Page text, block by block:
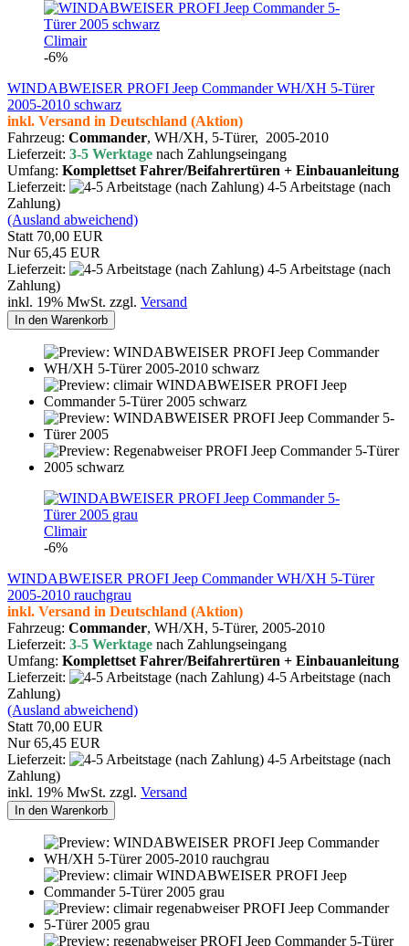
Climair
-6%
WINDABWEISER PROFI Jeep Commander WH/XH 5-Türer
2005-2010 schwarz
inkl. Versand in Deutschland (Aktion)
Fahrzeug: Commander, WH/XH, 5-Türer, 2005-2010
Lieferzeit: 3-5 Werktage nach Zahlungseingang
Umfang: Komplettset Fahrer/Beifahrertüren + Einbauanleitung
Lieferzeit:
4-5 Arbeitstage (nach
Zahlung)
(Ausland abweichend)
Statt 70,00 EUR
Nur 65,45 EUR
Lieferzeit:
4-5 Arbeitstage (nach
Zahlung)
inkl. 19% MwSt. zzgl. Versand
In den Warenkorb
Climair
-6%
WINDABWEISER PROFI Jeep Commander WH/XH 5-Türer
2005-2010 rauchgrau
inkl. Versand in Deutschland (Aktion)
Fahrzeug: Commander, WH/XH, 5-Türer, 2005-2010
Lieferzeit: 3-5 Werktage nach Zahlungseingang
Umfang: Komplettset Fahrer/Beifahrertüren + Einbauanleitung
Lieferzeit:
4-5 Arbeitstage (nach
Zahlung)
(Ausland abweichend)
Statt 70,00 EUR
Nur 65,45 EUR
Lieferzeit:
4-5 Arbeitstage (nach
Zahlung)
inkl. 19% MwSt. zzgl. Versand
In den Warenkorb